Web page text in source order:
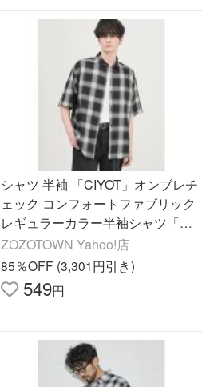
シャツ 半袖 「CIYOT」オンブレチ
ェック コンフォートファブリック
レギュラーカラー半袖シャツ「イ
ージーケア・UVカット」 メンズ
レディース
ZOZOTOWN Yahoo!店
85％OFF (3,301円引き)
549円